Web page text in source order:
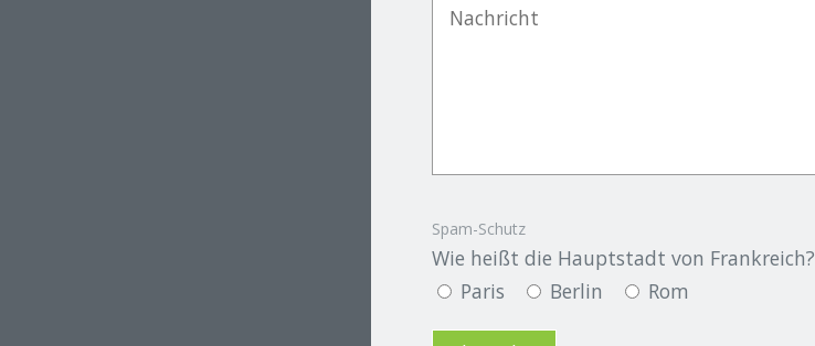
Spam-Schutz
Wie heißt die Hauptstadt von Frankreich?
Paris
Berlin Rom